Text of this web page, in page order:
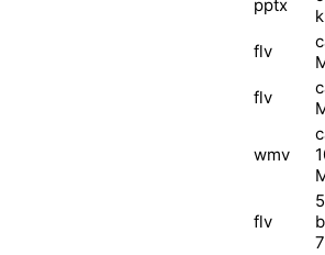
pptx
flv
flv
wmv
flv